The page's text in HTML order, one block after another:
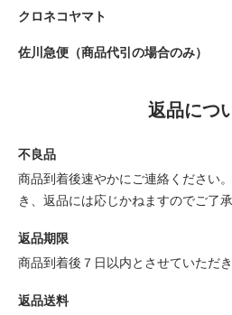
クロネコヤマト
佐川急便（商品代引の場合のみ）
返品につ
不良品
商品到着後速やかにご連絡ください
き、返品には応じかねますのでご了承
返品期限
商品到着後７日以内とさせていただき
返品送料